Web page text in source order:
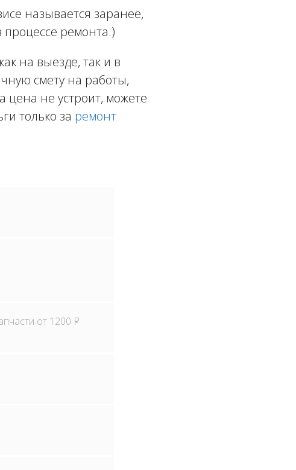
называется заранее,
ремонта.)
на выезде, так и в
смету на работы,
цена не устроит, можете
только за ремонт
от 1200 Р